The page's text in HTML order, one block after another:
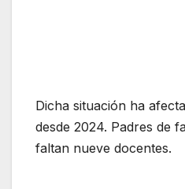
Dicha situación ha
desde 2024. Padres de
faltan nueve docentes.